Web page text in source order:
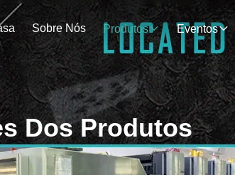
Sobre Nós Produtos Eventos
Dos Produtos